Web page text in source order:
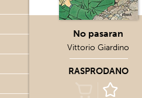
No pasaran
Vittorio Giardino
RASPRODANO